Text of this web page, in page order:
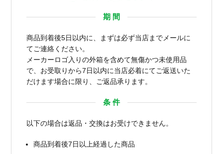
期 間
商品到着後5日以内に、まずは必ず当店までメールに
てご連絡ください。
メーカーロゴ入りの外箱を含めて無傷かつ未使用品
で、お受取りから7日以内に当店必着にてご返送いた
だけます場合に限り、ご返品承ります。
条 件
以下の場合は返品・交換はお受けできません。
商品到着後7日以上経過した商品